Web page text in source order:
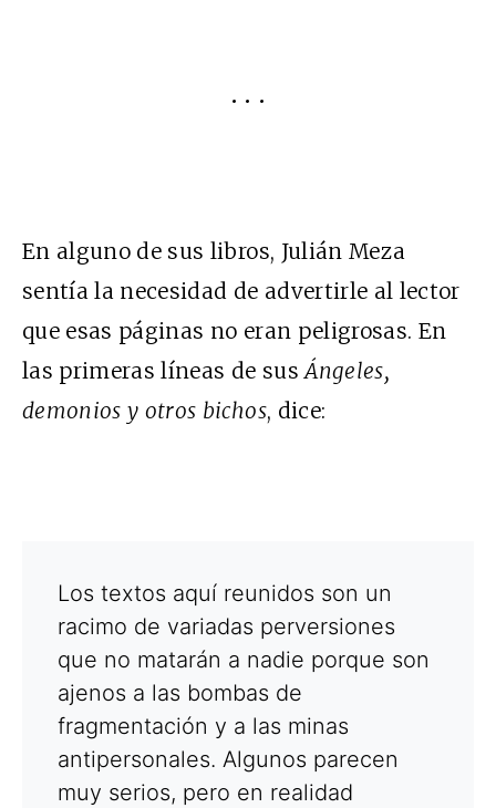
• • •
En alguno de sus libros, Julián Meza
sentía la necesidad de advertirle al lector
que esas páginas no eran peligrosas. En
las primeras líneas de susÁngeles,
demonios y otros bichos, dice:
Los textos aquí reunidos son un
racimo de variadas perversiones
que no matarán a nadie porque son
ajenos a las bombas de
fragmentación y a las minas
antipersonales. Algunos parecen
muy serios, pero en realidad